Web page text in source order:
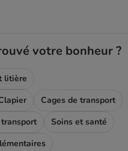
votre bonheur ?
litière
Cages de transport
Soins et santé